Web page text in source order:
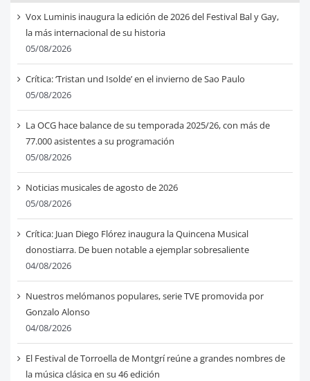
Vox Luminis inaugura la edición de 2026 del Festival Bal y Gay,
la más internacional de su historia
05/08/2026
Crítica: ‘Tristan und Isolde’ en el invierno de Sao Paulo
05/08/2026
La OCG hace balance de su temporada 2025/26, con más de
77.000 asistentes a su programación
05/08/2026
Noticias musicales de agosto de 2026
05/08/2026
Crítica: Juan Diego Flórez inaugura la Quincena Musical
donostiarra. De buen notable a ejemplar sobresaliente
04/08/2026
Nuestros melómanos populares, serie TVE promovida por
Gonzalo Alonso
04/08/2026
El Festival de Torroella de Montgrí reúne a grandes nombres de
la música clásica en su 46 edición